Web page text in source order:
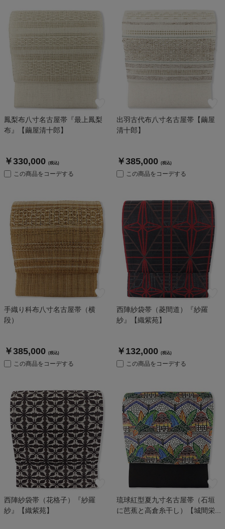
鳳梨布八寸名古屋帯『最上鳳梨
布』【繭屋清十郎】
￥330,000 (税込)
この商品をコーデする
出羽古代布八寸名古屋帯【繭屋
清十郎】
￥385,000 (税込)
この商品をコーデする
手織り科布八寸名古屋帯（横
段）
￥385,000 (税込)
この商品をコーデする
西陣紗袋帯（菱間道）『紗羅
紗』【織紫苑】
￥132,000 (税込)
この商品をコーデする
西陣紗袋帯（花格子）『紗羅
紗』【織紫苑】
琉球紅型夏九寸名古屋帯（石垣
に芭蕉と高倉糸干し）【城間栄...